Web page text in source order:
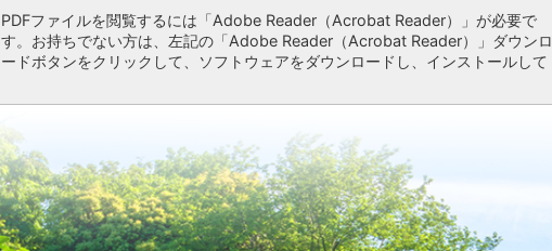
PDFファイルを閲覧するには「Adobe Reader（Acrobat Reader）」が必要で
す。お持ちでない方は、左記の「Adobe Reader（Acrobat Reader）」ダウンロ
ードボタンをクリックして、ソフトウェアをダウンロードし、インストールして